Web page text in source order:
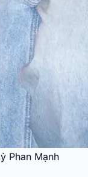
Phan Mạnh